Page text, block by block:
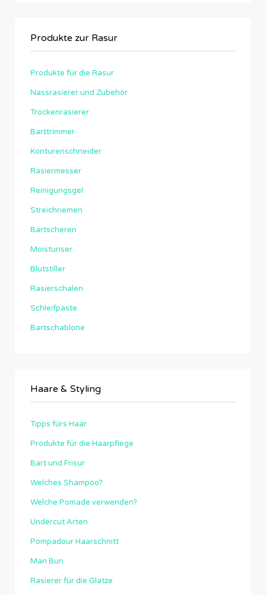
Produkte zur Rasur
Produkte für die Rasur
Nassrasierer und Zubehör
Trockenrasierer
Barttrimmer
Konturenschneider
Rasiermesser
Reinigungsgel
Streichriemen
Bartscheren
Moisturiser
Blutstiller
Rasierschalen
Schleifpaste
Bartschablone
Haare & Styling
Tipps fürs Haar
Produkte für die Haarpflege
Bart und Frisur
Welches Shampoo?
Welche Pomade verwenden?
Undercut Arten
Pompadour Haarschnitt
Man Bun
Rasierer für die Glatze